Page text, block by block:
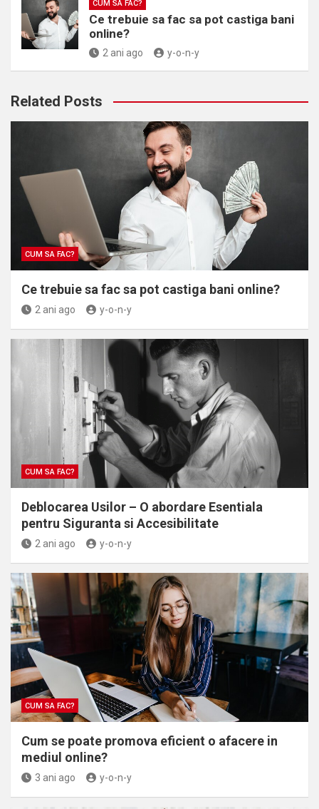
CUM SA FAC?
Ce trebuie sa fac sa pot castiga bani
online?
2 ani ago y-o-n-y
Related Posts
CUM SA FAC?
Ce trebuie sa fac sa pot castiga bani online?
2 ani ago y-o-n-y
CUM SA FAC?
Deblocarea Usilor – O abordare Esentiala
pentru Siguranta si Accesibilitate
2 ani ago y-o-n-y
CUM SA FAC?
Cum se poate promova eficient o afacere in
mediul online?
3 ani ago y-o-n-y